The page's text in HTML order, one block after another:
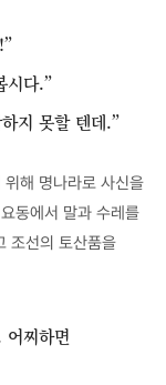
시다.”
지 못할 텐데.”
해 명나라로 사신을
동에서 말과 수레를
조선의 토산품을
어찌하면